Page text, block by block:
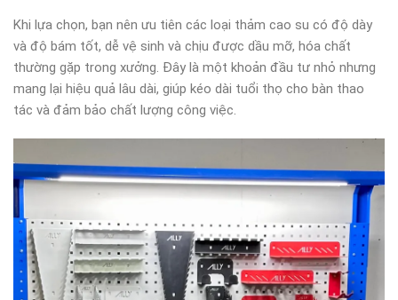
Khi lựa chọn, bạn nên ưu tiên các loại thảm cao su có độ dày
và độ bám tốt, dễ vệ sinh và chịu được dầu mỡ, hóa chất
thường gặp trong xưởng. Đây là một khoản đầu tư nhỏ nhưng
mang lại hiệu quả lâu dài, giúp kéo dài tuổi thọ cho bàn thao
tác và đảm bảo chất lượng công việc.